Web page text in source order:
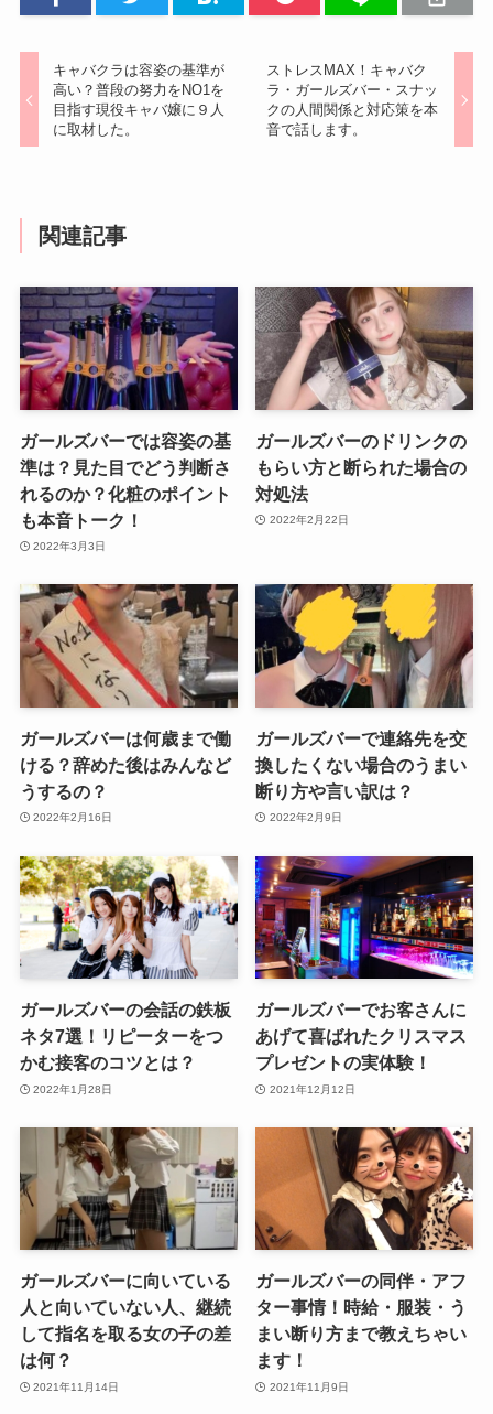
キャバクラは容姿の基準が
高い？普段の努力をNO1を
目指す現役キャバ嬢に９人
に取材した。
ストレスMAX！キャバク
ラ・ガールズバー・スナッ
クの人間関係と対応策を本
音で話します。
関連記事
ガールズバーでは容姿の基
準は？見た目でどう判断さ
れるのか？化粧のポイント
も本音トーク！
2022年3月3日
ガールズバーのドリンクの
もらい方と断られた場合の
対処法
2022年2月22日
ガールズバーは何歳まで働
ける？辞めた後はみんなど
うするの？
2022年2月16日
ガールズバーで連絡先を交
換したくない場合のうまい
断り方や言い訳は？
2022年2月9日
ガールズバーの会話の鉄板
ネタ7選！リピーターをつ
かむ接客のコツとは？
2022年1月28日
ガールズバーでお客さんに
あげて喜ばれたクリスマス
プレゼントの実体験！
2021年12月12日
ガールズバーに向いている
人と向いていない人、継続
して指名を取る女の子の差
は何？
2021年11月14日
ガールズバーの同伴・アフ
ター事情！時給・服装・う
まい断り方まで教えちゃい
ます！
2021年11月9日